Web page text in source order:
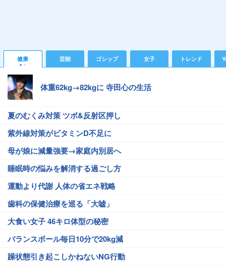
健康 芸能 ゴシップ 女子 トレンド
体重62kg→82kgに 寺田心の生活
夏のむくみ対策 ツボ&反射区押し
紫外線対策がビタミンD不足に
母が娘に減量強要→家庭内別居へ
睡眠時の悩みを解消する過ごし方
運動より代謝 人体の省エネ戦略
歯科の保健治療を巡る「大嘘」
大食い女子 46キロ体型の秘密
バランスボール毎日10分で20kg減
躁状態引き起こしかねないNG行動